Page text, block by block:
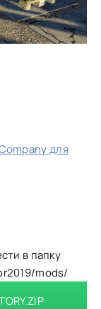
для
в папку
mods/